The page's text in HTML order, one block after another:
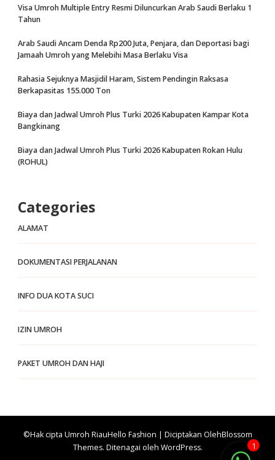
Visa Umroh Multiple Entry Resmi Diluncurkan Arab Saudi Berlaku 1
Tahun
Arab Saudi Ancam Denda Rp200 Juta, Penjara, dan Deportasi bagi
Jamaah Umroh yang Melebihi Masa Berlaku Visa
Rahasia Sejuknya Masjidil Haram, Sistem Pendingin Raksasa
Berkapasitas 155.000 Ton
Biaya dan Jadwal Umroh Plus Turki 2026 Kabupaten Kampar Kota
Bangkinang
Biaya dan Jadwal Umroh Plus Turki 2026 Kabupaten Rokan Hulu
(ROHUL)
Categories
ALAMAT
DOKUMENTASI PERJALANAN
INFO DUA KOTA SUCI
IZIN UMROH
PAKET UMROH DAN HAJI
©Hak cipta Umroh RiauHello Fashion | Diciptakan OlehBlossom
Themes. Ditenagai oleh WordPress. 1